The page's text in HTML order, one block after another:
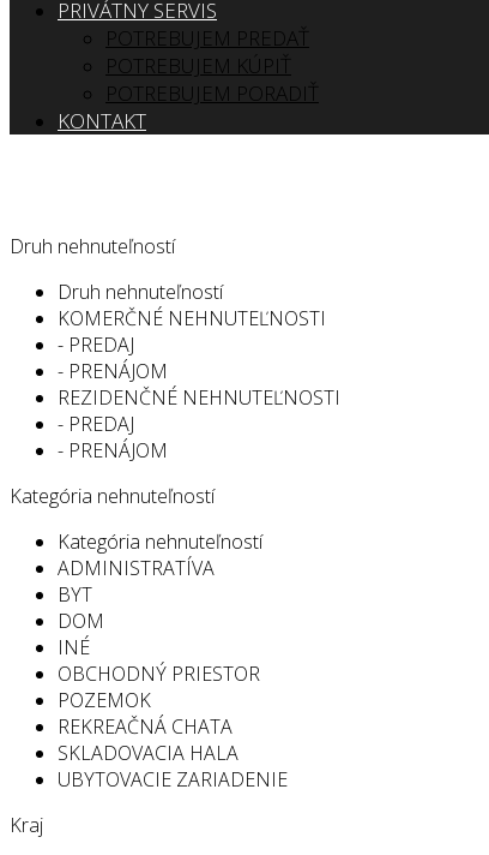
PRIVÁTNY SERVIS
POTREBUJEM PREDAŤ
POTREBUJEM KÚPIŤ
POTREBUJEM PORADIŤ
KONTAKT
Druh nehnuteľností
Druh nehnuteľností
KOMERČNÉ NEHNUTEĽNOSTI
- PREDAJ
- PRENÁJOM
REZIDENČNÉ NEHNUTEĽNOSTI
- PREDAJ
- PRENÁJOM
Kategória nehnuteľností
Kategória nehnuteľností
ADMINISTRATÍVA
BYT
DOM
INÉ
OBCHODNÝ PRIESTOR
POZEMOK
REKREAČNÁ CHATA
SKLADOVACIA HALA
UBYTOVACIE ZARIADENIE
Kraj